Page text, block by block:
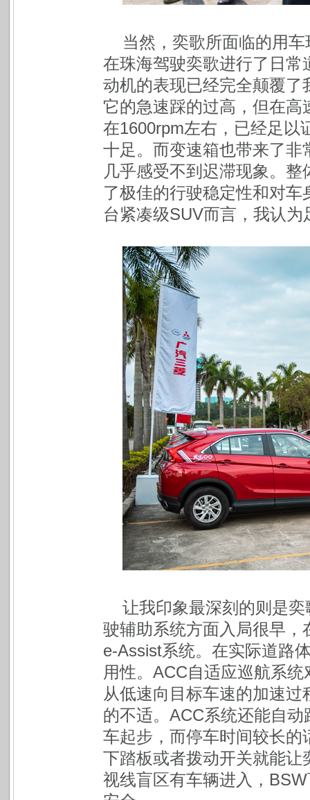
当然，奕歌所面临的用
在珠海驾驶奕歌进行了日
动机的表现已经完全颠覆
它的急速踩的过高，但在
在1600rpm左右，已经足以
十足。而变速箱也带来了
几乎感受不到迟滞现象。
了极佳的行驶稳定性和对车
台紧凑级SUV而言，我认为
让我印象最深刻的则是
驶辅助系统方面入局很早
e-Assist系统。在实际道路
用性。ACC自适应巡航系
从低速向目标车速的加速
的不适。ACC系统还能自
车起步，而停车时间较长
下踏板或者拨动开关就能
视线盲区有车辆进入，